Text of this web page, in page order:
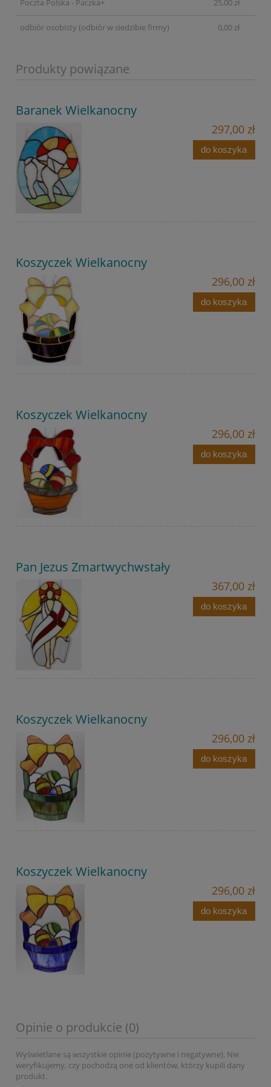
Poczta Polska - Paczka+ 25,00 zł
odbiór osobisty (odbiór w siedzibie firmy) 0,00 zł
Produkty powiązane
Baranek Wielkanocny
297,00 zł
do koszyka
Koszyczek Wielkanocny
296,00 zł
do koszyka
Koszyczek Wielkanocny
296,00 zł
do koszyka
Pan Jezus Zmartwychwstały
367,00 zł
do koszyka
Koszyczek Wielkanocny
296,00 zł
do koszyka
Koszyczek Wielkanocny
296,00 zł
do koszyka
Opinie o produkcie (0)
Wyświetlane są wszystkie opinie (pozytywne i negatywne). Nie
weryfikujemy, czy pochodzą one od klientów, którzy kupili dany
produkt.